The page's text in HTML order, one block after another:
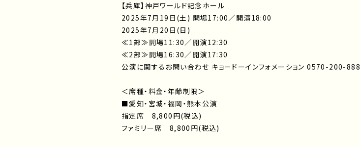
【兵庫】神戸ワールド記念ホール
2025年7月19日(土) 開場17:00／開演18:00
2025年7月20日(日)
≪1部≫開場11:30／開演12:30
≪2部≫開場16:30／開演17:30
公演に関するお問い合わせ キョードーインフォメーション 0570-200-888
＜席種・料金・年齢制限＞
■愛知・宮城・福岡・熊本公演
指定席 8,800円(税込)
ファミリー席 8,800円(税込)